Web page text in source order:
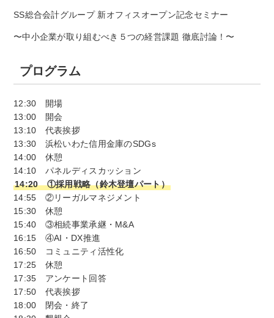
SS総合会計グループ 新オフィスオープン記念セミナー
〜中小企業が取り組むべき５つの経営課題 徹底討論！〜
プログラム
12:30 開場
13:00 開会
13:10 代表挨拶
13:30 浜松いわた信用金庫のSDGs
14:00 休憩
14:10 パネルディスカッション
14:20 ①採用戦略（鈴木登壇パート）
14:55 ②リーガルマネジメント
15:30 休憩
15:40 ③相続事業承継・M&A
16:15 ④AI・DX推進
16:50 コミュニティ活性化
17:25 休憩
17:35 アンケート回答
17:50 代表挨拶
18:00 閉会・終了